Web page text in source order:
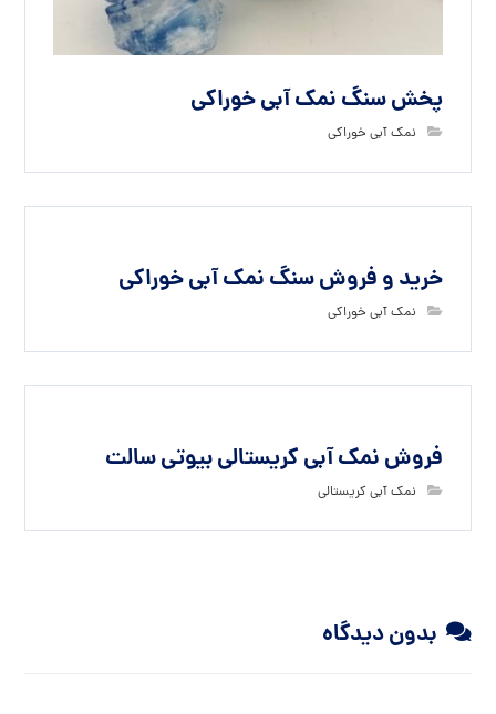
پخش سنگ نمک آبی خوراکی
نمک آبی خوراکی
خرید و فروش سنگ نمک آبی خوراکی
نمک آبی خوراکی
فروش نمک آبی کریستالی بیوتی سالت
نمک آبی کریستالی
بدون دیدگاه